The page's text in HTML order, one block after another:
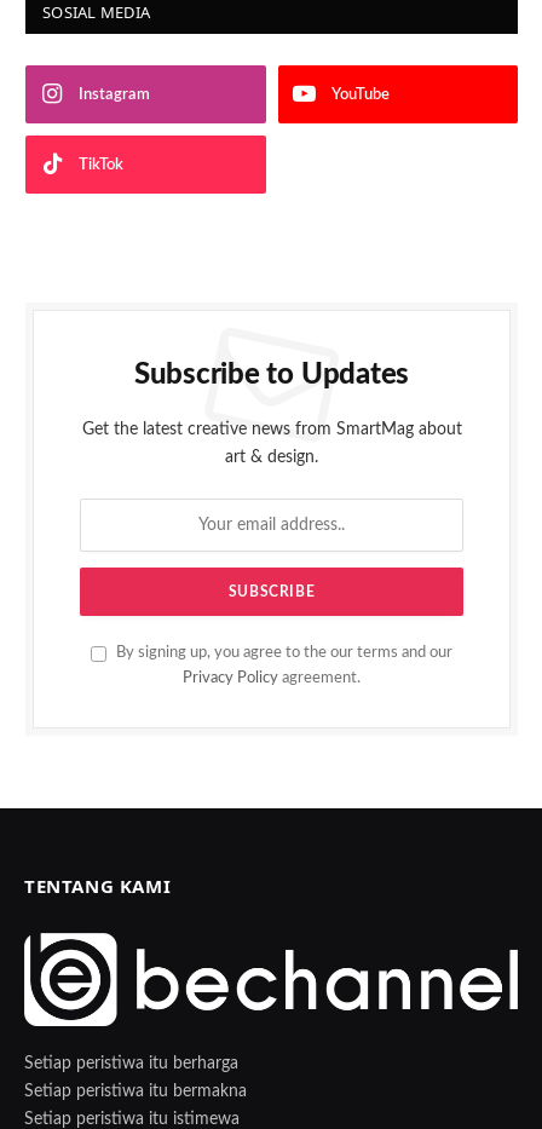
SOSIAL MEDIA
Instagram YouTube
TikTok
Subscribe to Updates
Get the latest creative news from SmartMag about
art & design.
By signing up, you agree to the our terms and our
Privacy Policy agreement.
TENTANG KAMI
Setiap peristiwa itu berharga
Setiap peristiwa itu bermakna
Setiap peristiwa itu istimewa